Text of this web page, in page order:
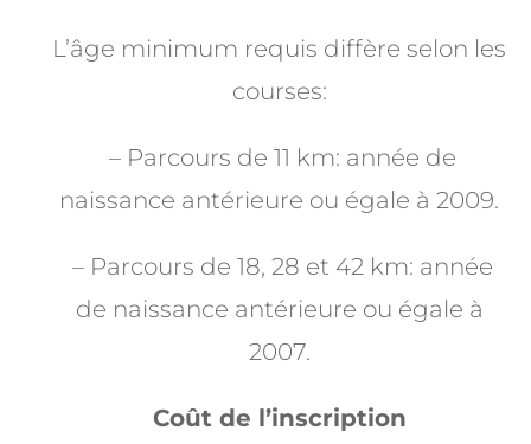
L’âge minimum requis diffère selon les
courses:
– Parcours de 11 km: année de
naissance antérieure ou égale à 2009.
– Parcours de 18, 28 et 42 km: année
de naissance antérieure ou égale à
2007.
Coût de l’inscription